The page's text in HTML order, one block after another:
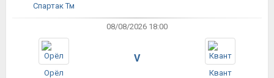
Спартак Тм
08/08/2026 18:00
Орёл
V
Квант